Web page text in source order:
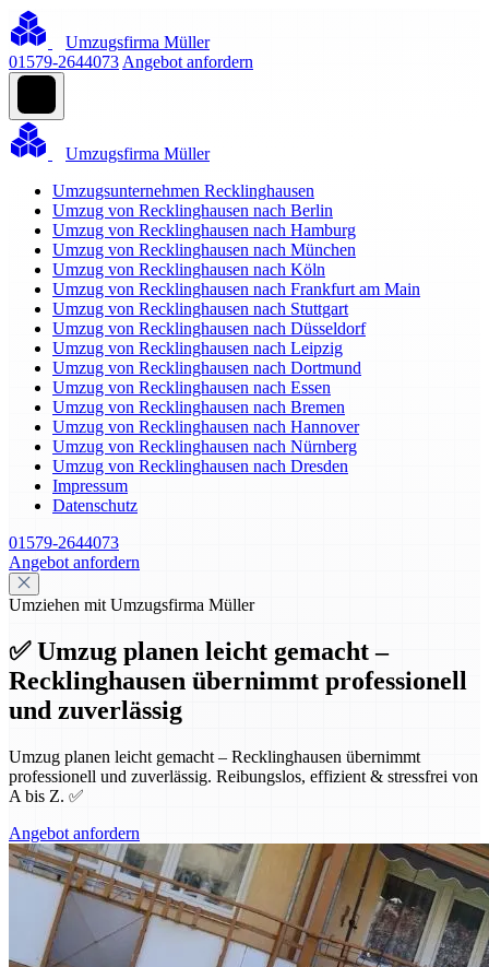
Umzugsfirma Müller
01579-2644073 Angebot anfordern
Umzugsfirma Müller
Umzugsunternehmen Recklinghausen
Umzug von Recklinghausen nach Berlin
Umzug von Recklinghausen nach Hamburg
Umzug von Recklinghausen nach München
Umzug von Recklinghausen nach Köln
Umzug von Recklinghausen nach Frankfurt am Main
Umzug von Recklinghausen nach Stuttgart
Umzug von Recklinghausen nach Düsseldorf
Umzug von Recklinghausen nach Leipzig
Umzug von Recklinghausen nach Dortmund
Umzug von Recklinghausen nach Essen
Umzug von Recklinghausen nach Bremen
Umzug von Recklinghausen nach Hannover
Umzug von Recklinghausen nach Nürnberg
Umzug von Recklinghausen nach Dresden
Impressum
Datenschutz
01579-2644073
Angebot anfordern
Umziehen mit Umzugsfirma Müller
✅ Umzug planen leicht gemacht –
Recklinghausen übernimmt professionell
und zuverlässig
Umzug planen leicht gemacht – Recklinghausen übernimmt
professionell und zuverlässig. Reibungslos, effizient & stressfrei von
A bis Z. ✅
Angebot anfordern